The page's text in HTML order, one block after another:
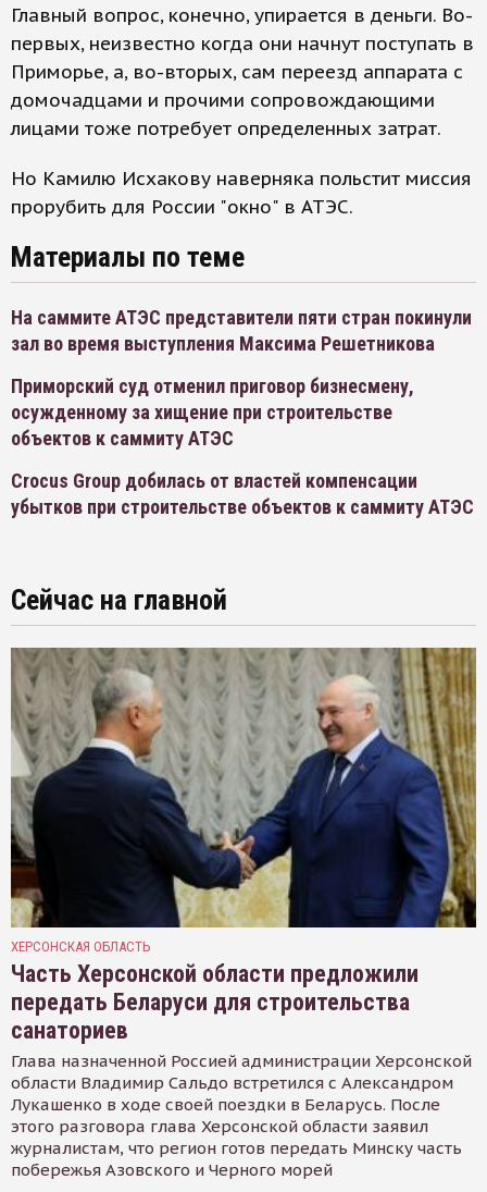
Главный вопрос, конечно, упирается в деньги. Во-
первых, неизвестно когда они начнут поступать в
Приморье, а, во-вторых, сам переезд аппарата с
домочадцами и прочими сопровождающими
лицами тоже потребует определенных затрат.
Но Камилю Исхакову наверняка польстит миссия
прорубить для России "окно" в АТЭС.
Материалы по теме
На саммите АТЭС представители пяти стран покинули
зал во время выступления Максима Решетникова
Приморский суд отменил приговор бизнесмену,
осужденному за хищение при строительстве
объектов к саммиту АТЭС
Crocus Group добилась от властей компенсации
убытков при строительстве объектов к саммиту АТЭС
Сейчас на главной
ХЕРСОНСКАЯ ОБЛАСТЬ
Часть Херсонской области предложили
передать Беларуси для строительства
санаториев
Глава назначенной Россией администрации Херсонской
области Владимир Сальдо встретился с Александром
Лукашенко в ходе своей поездки в Беларусь. После
этого разговора глава Херсонской области заявил
журналистам, что регион готов передать Минску часть
побережья Азовского и Черного морей